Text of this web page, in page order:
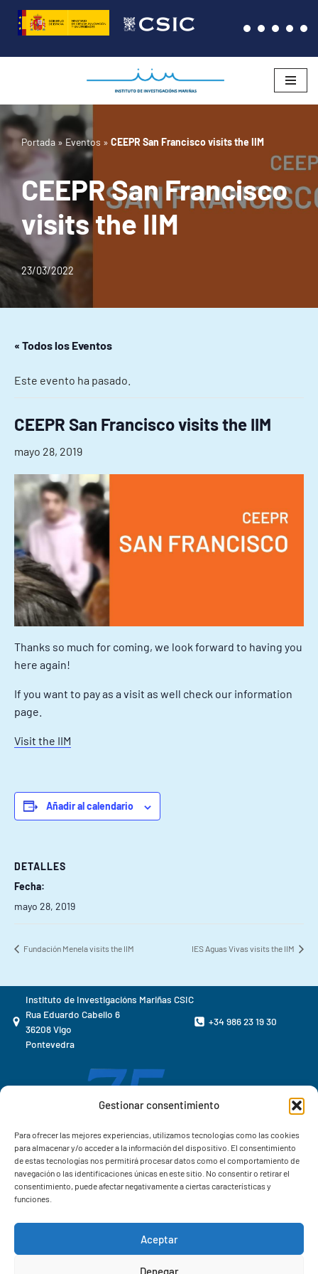
Gestionar consentimiento
Para ofrecer las mejores experiencias, utilizamos tecnologías como las cookies
para almacenar y/o acceder a la información del dispositivo. El consentimiento
de estas tecnologías nos permitirá procesar datos como el comportamiento de
navegación o las identificaciones únicas en este sitio. No consentir o retirar el
consentimiento, puede afectar negativamente a ciertas características y
funciones.
Aceptar
Denegar
Saltar
al
Portada» Eventos » CEEPR San Francisco visits the IIM
CEEPR San Francisco
visits the IIM
23/03/2022
« Todos los Eventos
Este evento ha pasado.
CEEPR San Francisco visits the IIM
mayo 28, 2019
Thanks so much for coming, we look forward to having you
here again!
If you want to pay as a visit as well check our information
page.
Visit the IIM
Añadir al calendario
DETALLES
Fecha:
mayo 28, 2019
Fundación Menela visits the IIM IES Aguas Vivas visits the IIM
Instituto de Investigacións Mariñas CSIC
Rua Eduardo Cabello 6
36208 Vigo
Pontevedra
+34 986 23 19 30
Correo IIM